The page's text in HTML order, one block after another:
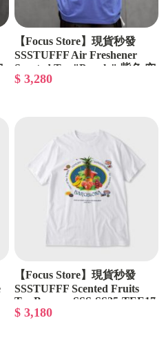
【Focus Store】現貨秒發
SSSTUFFF Air Freshener
Scented Tee "Purple" 紫色 空
濾短T
$ 3,280
【Focus Store】現貨秒發
SSSTUFFF Scented Fruits
Tee Banana SSS-SS25-TEE17
$ 3,180